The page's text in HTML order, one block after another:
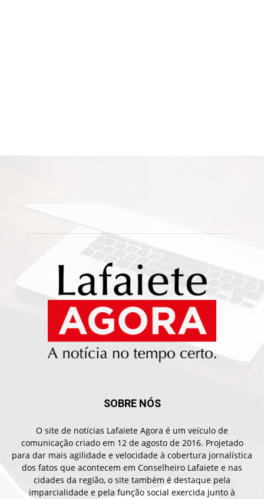
SOBRE NÓS
O site de notícias Lafaiete Agora é um veículo de
comunicação criado em 12 de agosto de 2016. Projetado
para dar mais agilidade e velocidade à cobertura jornalística
dos fatos que acontecem em Conselheiro Lafaiete e nas
cidades da região, o site também é destaque pela
imparcialidade e pela função social exercida junto à